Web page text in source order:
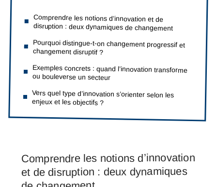
Comprendre les notions d’innovation et de
disruption : deux dynamiques de changement
Pourquoi distingue-t-on changement progressif et
changement disruptif ?
Exemples concrets : quand l’innovation transforme
ou bouleverse un secteur
Vers quel type d’innovation s’orienter selon les
enjeux et les objectifs ?
Comprendre les notions d’innovation
et de disruption : deux dynamiques